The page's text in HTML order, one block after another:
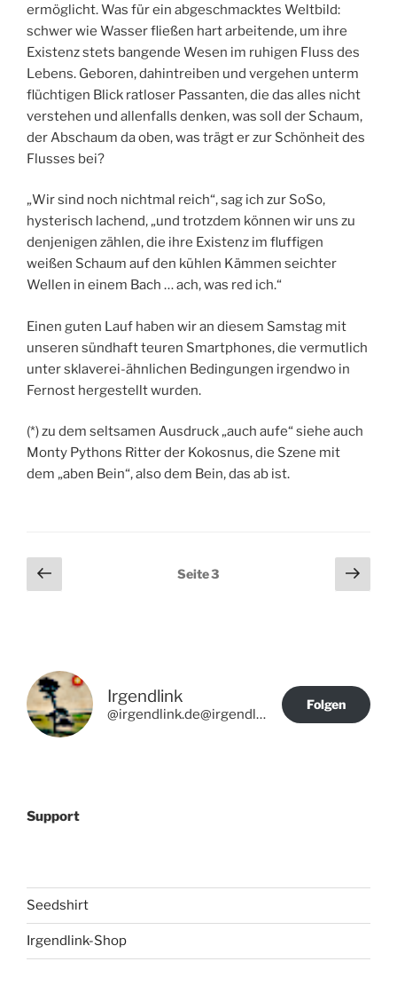
ermöglicht. Was für ein abgeschmacktes Weltbild:
schwer wie Wasser fließen hart arbeitende, um ihre
Existenz stets bangende Wesen im ruhigen Fluss des
Lebens. Geboren, dahintreiben und vergehen unterm
flüchtigen Blick ratloser Passanten, die das alles nicht
verstehen und allenfalls denken, was soll der Schaum,
der Abschaum da oben, was trägt er zur Schönheit des
Flusses bei?
„Wir sind noch nichtmal reich“, sag ich zur SoSo,
hysterisch lachend, „und trotzdem können wir uns zu
denjenigen zählen, die ihre Existenz im fluffigen
weißen Schaum auf den kühlen Kämmen seichter
Wellen in einem Bach … ach, was red ich.“
Einen guten Lauf haben wir an diesem Samstag mit
unseren sündhaft teuren Smartphones, die vermutlich
unter sklaverei-ähnlichen Bedingungen irgendwo in
Fernost hergestellt wurden.
(*) zu dem seltsamen Ausdruck „auch aufe“ siehe auch
Monty Pythons Ritter der Kokosnus, die Szene mit
dem „aben Bein“, also dem Bein, das ab ist.
Seitennummerierung
der
Vorherige
Seite
Seite3
Irgendlink
@irgendlink.de@irgendlink.de
Folgen
Support
Seedshirt
Irgendlink-Shop